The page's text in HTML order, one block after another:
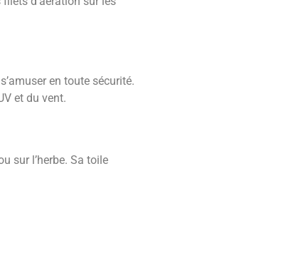
en toute sécurité.
et du vent.
sur l’herbe. Sa toile